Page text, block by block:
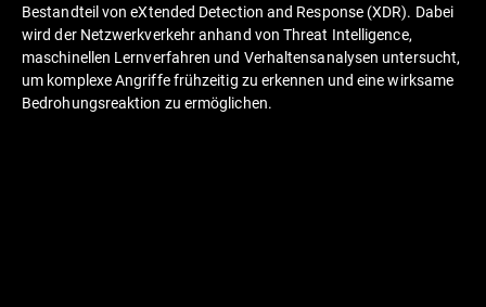
Bestandteil von eXtended Detection and Response (XDR). Dabei
wird der Netzwerkverkehr anhand von Threat Intelligence,
maschinellen Lernverfahren und Verhaltensanalysen untersucht,
um komplexe Angriffe frühzeitig zu erkennen und eine wirksame
Bedrohungsreaktion zu ermöglichen.​